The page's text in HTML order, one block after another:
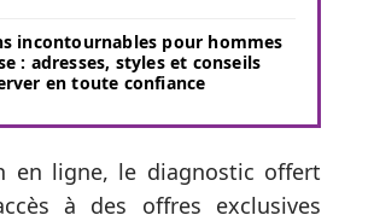
incontournables pour hommes
: adresses, styles et conseils
en toute confiance
en ligne, le diagnostic offert
à des offres exclusives